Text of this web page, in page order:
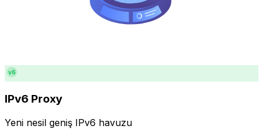
v6
IPv6 Proxy
Yeni nesil geniş IPv6 havuzu